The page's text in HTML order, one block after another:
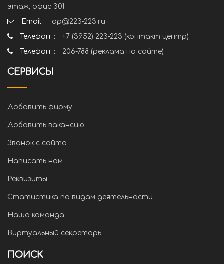
этаж, офис 301
Email :
ap@223-223.ru
Телефон: :
+7 (3952) 223-223 (контакт центр)
Телефон: :
206-788 (реклама на сайте)
СЕРВИСЫ
Добавить фирму
Добавить вакансию
Звонок с сайта
Написать нам
Реквизиты
Статистика по видам деятельности
Наша команда
Виртуальный секретарь
ПОИСК